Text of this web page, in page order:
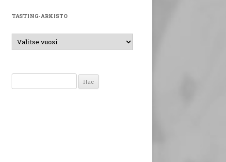
TASTING-ARKISTO